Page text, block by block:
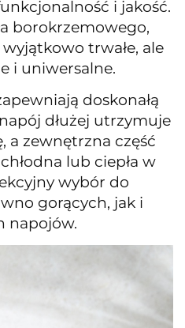
i jakość.
borokrzemowego,
trwałe, ale
i uniwersalne.
doskonałą
dłużej utrzymuje
a zewnętrzna część
lub ciepła w
wybór do
gorących, jak i
napojów.